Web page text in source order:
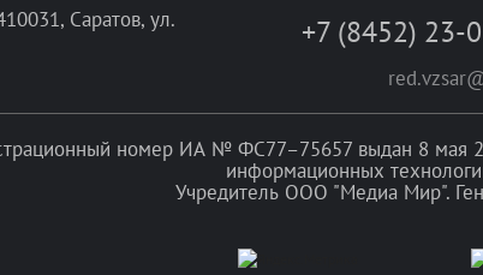
Саратов, ул.
+7 (8452) 23-
номер ИА № ФС77–75657 выдан 8 мая
информационных
Учредитель ООО "Медиа Мир".